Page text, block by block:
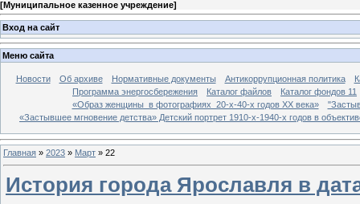
[Муниципальное казенное учреждение]
Вход на сайт
Меню сайта
Новости Об архиве Нормативные документы Антикоррупционная политика
Программа энергосбережения
Каталог файлов
Каталог фондов 11
«Образ женщины в фотографиях 20-х-40-х годов ХХ века»
«Застывшее мгновение детства» Детский портрет 1910-х-1940-х годов в
Главная » 2023 » Март » 22
История города Ярославля в